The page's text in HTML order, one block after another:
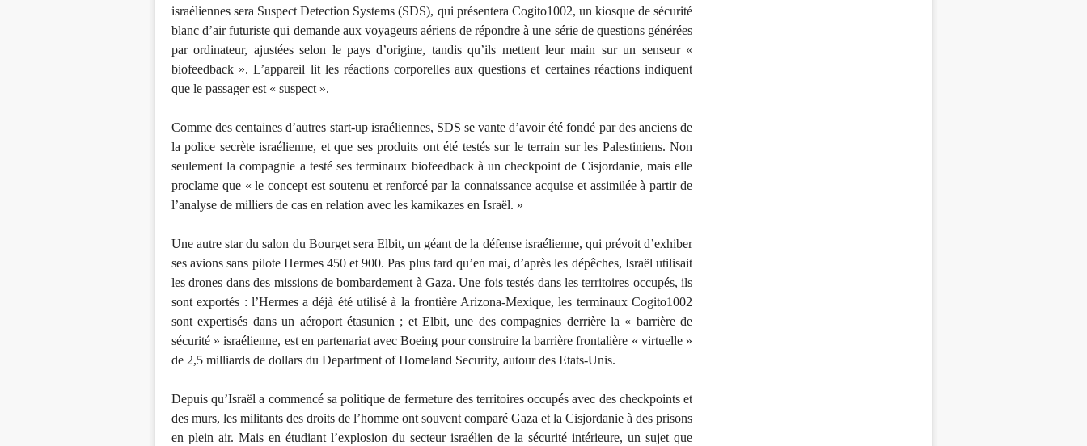
israéliennes sera Suspect Detection Systems (SDS), qui présentera Cogito1002, un kiosque de sécurité
blanc d’air futuriste qui demande aux voyageurs aériens de répondre à une série de questions générées
par ordinateur, ajustées selon le pays d’origine, tandis qu’ils mettent leur main sur un senseur «
biofeedback ». L’appareil lit les réactions corporelles aux questions et certaines réactions indiquent
que le passager est « suspect ».
Comme des centaines d’autres start-up israéliennes, SDS se vante d’avoir été fondé par des anciens de
la police secrète israélienne, et que ses produits ont été testés sur le terrain sur les Palestiniens. Non
seulement la compagnie a testé ses terminaux biofeedback à un checkpoint de Cisjordanie, mais elle
proclame que « le concept est soutenu et renforcé par la connaissance acquise et assimilée à partir de
l’analyse de milliers de cas en relation avec les kamikazes en Israël. »
Une autre star du salon du Bourget sera Elbit, un géant de la défense israélienne, qui prévoit d’exhiber
ses avions sans pilote Hermes 450 et 900. Pas plus tard qu’en mai, d’après les dépêches, Israël utilisait
les drones dans des missions de bombardement à Gaza. Une fois testés dans les territoires occupés, ils
sont exportés : l’Hermes a déjà été utilisé à la frontière Arizona-Mexique, les terminaux Cogito1002
sont expertisés dans un aéroport étasunien ; et Elbit, une des compagnies derrière la « barrière de
sécurité » israélienne, est en partenariat avec Boeing pour construire la barrière frontalière « virtuelle »
de 2,5 milliards de dollars du Department of Homeland Security, autour des Etats-Unis.
Depuis qu’Israël a commencé sa politique de fermeture des territoires occupés avec des checkpoints et
des murs, les militants des droits de l’homme ont souvent comparé Gaza et la Cisjordanie à des prisons
en plein air. Mais en étudiant l’explosion du secteur israélien de la sécurité intérieure, un sujet que